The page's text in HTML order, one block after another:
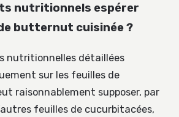
nutritionnels espérer
butternut cuisinée ?
nutritionnelles détaillées
sur les feuilles de
raisonnablement supposer, par
feuilles de cucurbitacées,